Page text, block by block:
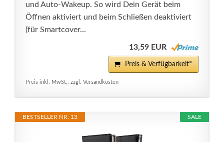
und Auto-Wakeup. So wird Dein Gerät beim
Öffnen aktiviert und beim Schließen deaktiviert
(für Smartcover...
13,59 EUR
Preis & Verfügbarkeit*
Preis inkl. MwSt., zzgl. Versandkosten
SALE
BESTSELLER NR. 13